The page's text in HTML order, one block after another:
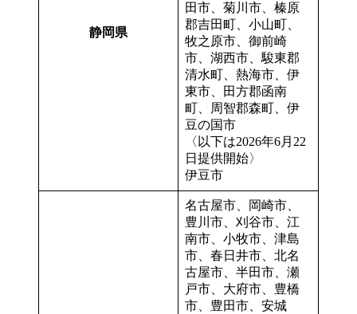
静岡県
田市、菊川市、榛原
郡吉田町、小山町、
牧之原市、御前崎
市、湖西市、駿東郡
清水町、熱海市、伊
東市、田方郡函南
町、周智郡森町、伊
豆の国市
〈以下は2026年6月22
日提供開始〉
伊豆市
名古屋市、岡崎市、
豊川市、刈谷市、江
南市、小牧市、津島
市、春日井市、北名
古屋市、半田市、瀬
戸市、大府市、豊橋
市、豊田市、安城